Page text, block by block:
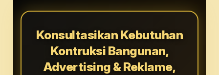
Konsultasikan Kebutuhan
Kontruksi Bangunan,
Advertising & Reklame,